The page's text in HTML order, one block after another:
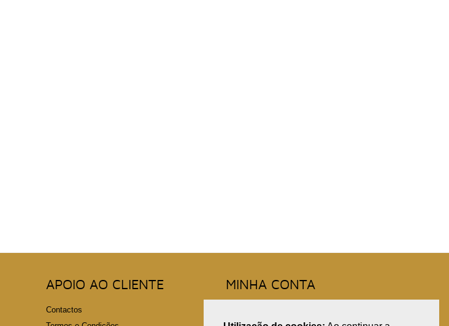
APOIO AO CLIENTE
Contactos
MINHA CONTA